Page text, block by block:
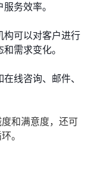
务效率。
构可以对客户进行
需求变化。
线咨询、邮件、
和满意度，还可
。